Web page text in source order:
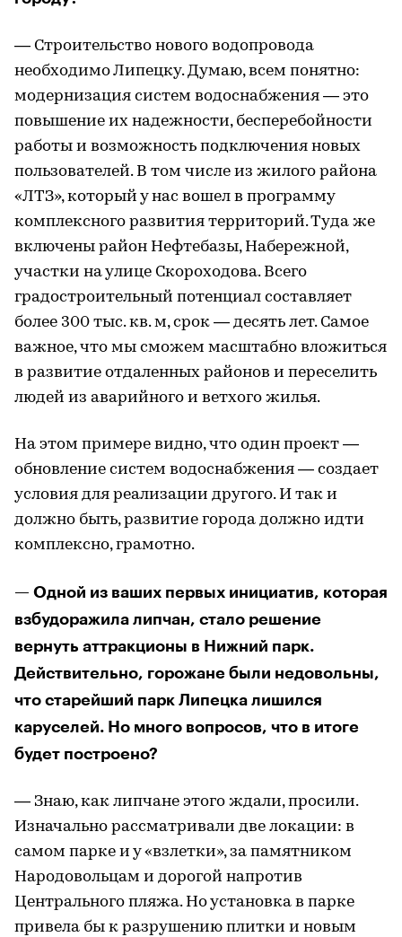
— Строительство нового водопровода
необходимо Липецку. Думаю, всем понятно:
модернизация систем водоснабжения — это
повышение их надежности, бесперебойности
работы и возможность подключения новых
пользователей. В том числе из жилого района
«ЛТЗ», который у нас вошел в программу
комплексного развития территорий. Туда же
включены район Нефтебазы, Набережной,
участки на улице Скороходова. Всего
градостроительный потенциал составляет
более 300 тыс. кв. м, срок — десять лет. Самое
важное, что мы сможем масштабно вложиться
в развитие отдаленных районов и переселить
людей из аварийного и ветхого жилья.
На этом примере видно, что один проект —
обновление систем водоснабжения — создает
условия для реализации другого. И так и
должно быть, развитие города должно идти
комплексно, грамотно.
— Одной из ваших первых инициатив, которая
взбудоражила липчан, стало решение
вернуть аттракционы в Нижний парк.
Действительно, горожане были недовольны,
что старейший парк Липецка лишился
каруселей. Но много вопросов, что в итоге
будет построено?
— Знаю, как липчане этого ждали, просили.
Изначально рассматривали две локации: в
самом парке и у «взлетки», за памятником
Народовольцам и дорогой напротив
Центрального пляжа. Но установка в парке
привела бы к разрушению плитки и новым